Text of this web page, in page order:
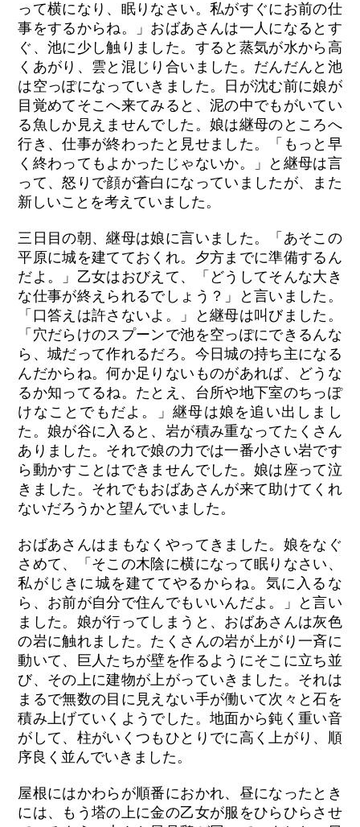
って横になり、眠りなさい。私がすぐにお前の仕
事をするからね。」おばあさんは一人になるとす
ぐ、池に少し触りました。すると蒸気が水から高
くあがり、雲と混じり合いました。だんだんと池
は空っぽになっていきました。日が沈む前に娘が
目覚めてそこへ来てみると、泥の中でもがいてい
る魚しか見えませんでした。娘は継母のところへ
行き、仕事が終わったと見せました。「もっと早
く終わってもよかったじゃないか。」と継母は言
って、怒りで顔が蒼白になっていましたが、また
新しいことを考えていました。
三日目の朝、継母は娘に言いました。「あそこの
平原に城を建てておくれ。夕方までに準備するん
だよ。」乙女はおびえて、「どうしてそんな大き
な仕事が終えられるでしょう？」と言いました。
「口答えは許さないよ。」と継母は叫びました。
「穴だらけのスプーンで池を空っぽにできるんな
ら、城だって作れるだろ。今日城の持ち主になる
んだからね。何か足りないものがあれば、どうな
るか知ってるね。たとえ、台所や地下室のちっぽ
けなことでもだよ。」継母は娘を追い出しまし
た。娘が谷に入ると、岩が積み重なってたくさん
ありました。それで娘の力では一番小さい岩です
ら動かすことはできませんでした。娘は座って泣
きました。それでもおばあさんが来て助けてくれ
ないだろうかと望んでいました。
おばあさんはまもなくやってきました。娘をなぐ
さめて、「そこの木陰に横になって眠りなさい、
私がじきに城を建ててやるからね。気に入るな
ら、お前が自分で住んでもいいんだよ。」と言い
ました。娘が行ってしまうと、おばあさんは灰色
の岩に触れました。たくさんの岩が上がり一斉に
動いて、巨人たちが壁を作るようにそこに立ち並
び、その上に建物が上がっていきました。それは
まるで無数の目に見えない手が働いて次々と石を
積み上げていくようでした。地面から鈍く重い音
がして、柱がいくつもひとりでに高く上がり、順
序良く並んでいきました。
屋根にはかわらが順番におかれ、昼になったとき
には、もう塔の上に金の乙女が服をひらひらさせ